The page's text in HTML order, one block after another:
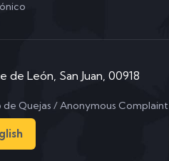
de León, San Juan, 00918
Quejas / Anonymous